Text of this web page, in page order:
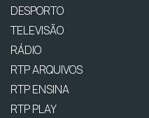
DESPORTO
TELEVISÃO
RÁDIO
RTP ARQUIVOS
RTP ENSINA
RTP PLAY